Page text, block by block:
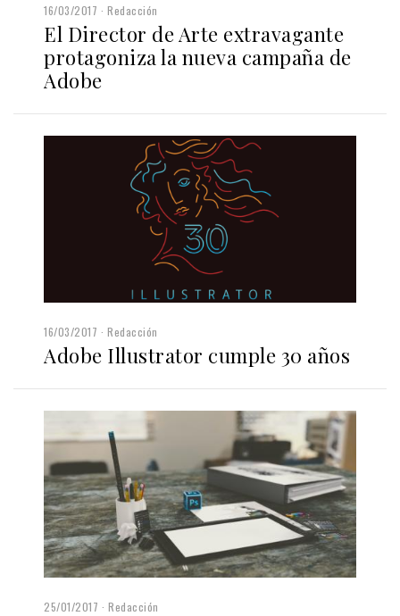
16/03/2017 Redacción
El Director de Arte extravagante
protagoniza la nueva campaña de
Adobe
16/03/2017 Redacción
Adobe Illustrator cumple 30 años
25/01/2017 Redacción